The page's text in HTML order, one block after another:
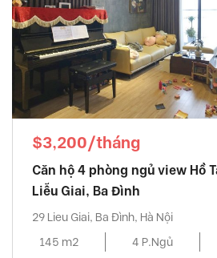
$3,200/tháng
Căn hộ 4 phòng ngủ view Hồ
Liễu Giai, Ba Đình
29 Lieu Giai, Ba Đình, Hà Nội
145 m2
4 P.Ngủ